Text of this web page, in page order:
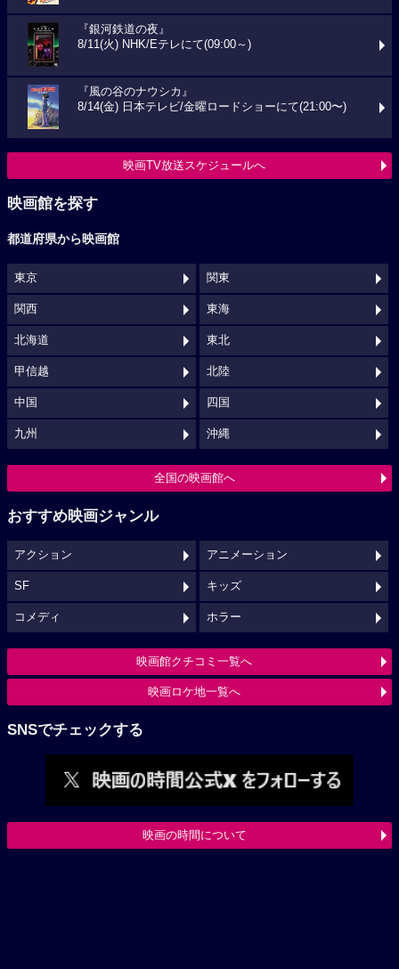
『銀河鉄道の夜』
8/11(火) NHK/Eテレにて(09:00～)
『風の谷のナウシカ』
8/14(金) 日本テレビ/金曜ロードショーにて(21:00〜)
映画TV放送スケジュールへ
映画館を探す
都道府県から映画館
東京 関東
関西 東海
北海道 東北
甲信越 北陸
中国 四国
九州 沖縄
全国の映画館へ
おすすめ映画ジャンル
アクション アニメーション
SF キッズ
コメディ ホラー
映画館クチコミ一覧へ
映画ロケ地一覧へ
SNSでチェックする
映画の時間について